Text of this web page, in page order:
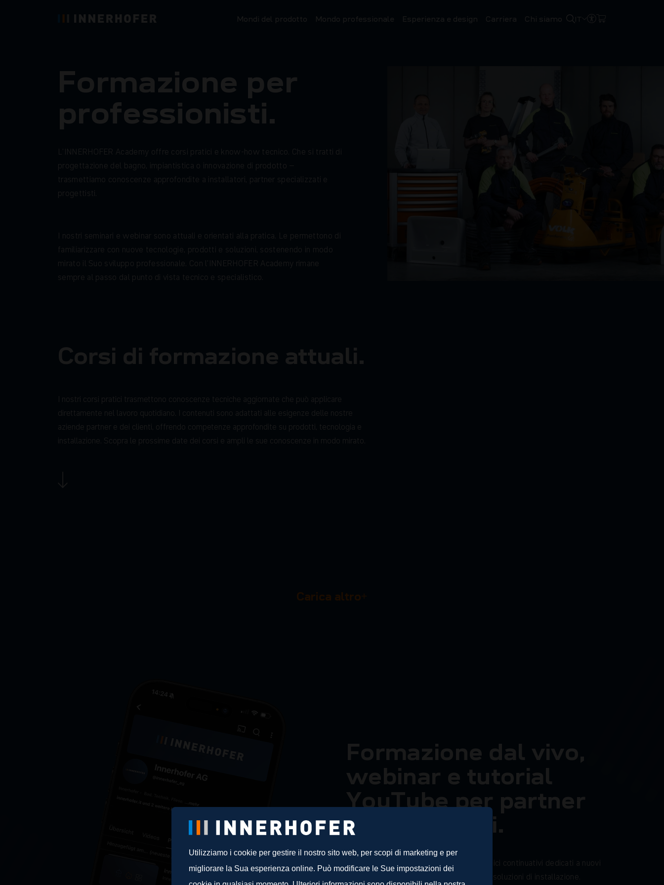
Mondi del prodotto Mondo professionale Esperienza e design Carriera Chi siamo IT
Formazione per
professionisti.
L ’INNER HOFER Ac ademy offre c ors i pratici e kno w-ho w tecnico C he s i tratti di
progettazione del bagno, impiantis tic a o innovazione di prodotto –
trasmettiamo conos cenze approfondite a installatori, partner specializzati e
progettisti
I nos tri seminari e webinar sono attuali e orientati alla pratica L e permettono di
familiarizzare con nuove tec nologie, prodotti e soluzioni, s ostenendo in modo
mirato il S uo s viluppo professionale C on l’INNER HOFER Academy rimane
sempre al passo dal punto di vista tecnico e specialistico
Corsi di formazione attuali.
I nostri corsi pratici trasmettono conoscenze tecniche aggiornate che può applicare
direttamente nel lavoro quotidiano. I contenuti sono adattati alle esigenze delle nostre
aziende partner e dei clienti, offrendo competenze approfondite su prodotti, tecnologia e
installazione. Scopra le prossime date dei corsi e ampli le sue conoscenze in modo mirato.
Carica altro
Formazione dal vivo,
webinar e tutorial
YouTubeper partner
p i.
ici continuativi dedicati a nuovi
zi soluzioni di installazione
Utilizziamo i cookie per gestire il nostro sito web, per scopi di marketing e per
migliorare la Sua esperienza online. Può modificare le Sue impostazioni dei